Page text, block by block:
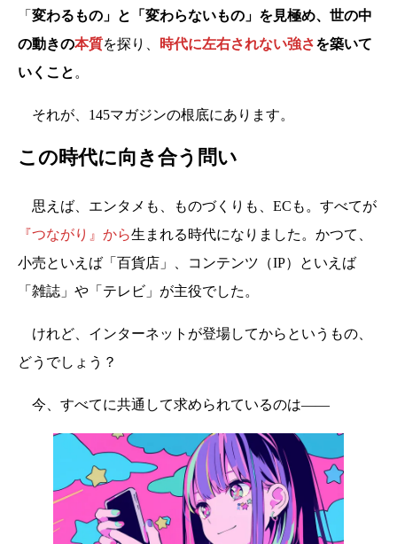
「 変わるもの」と「変わらないもの」を見極め、世の中
の動きの本質を探り、 時代に左右されない強さを築いて
いくこと 。
それが、145マガジンの根底にあります。
この時代に向き合う問い
思えば、エンタメも、ものづくりも、ECも。すべてが
『つながり』から生まれる時代になりました。かつて、
小売といえば「百貨店」、コンテンツ（IP）といえば
「雑誌」や「テレビ」が主役でした。
けれど、インターネットが登場してからというもの、
どうでしょう？
今、すべてに共通して求められているのは——